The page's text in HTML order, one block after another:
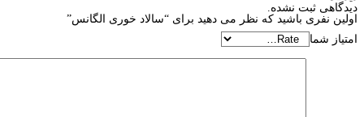
دیدگاهی ثبت نشده.
اولین نفری باشید که نظر می دهید برای “سالاد خوری الگانس”
امتیاز شما